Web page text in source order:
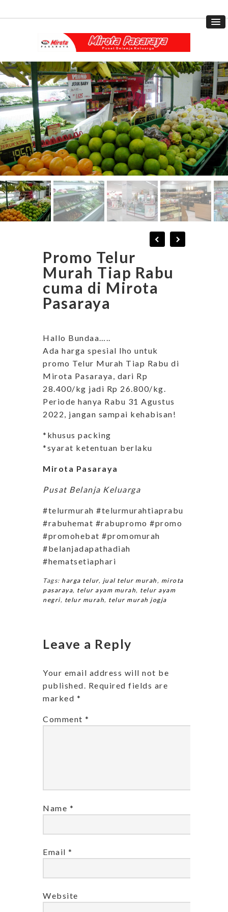
Promo Telur
Murah Tiap Rabu
cuma di Mirota
Pasaraya
Hallo Bundaa…..
Ada harga spesial lho untuk
promo Telur Murah Tiap Rabu di
Mirota Pasaraya, dari Rp
28.400/kg jadi Rp 26.800/kg.
Periode hanya Rabu 31 Agustus
2022, jangan sampai kehabisan!
*khusus packing
*syarat ketentuan berlaku
Mirota Pasaraya
Pusat Belanja Keluarga
#telurmurah #telurmurahtiaprabu
#rabuhemat #rabupromo #promo
#promohebat #promomurah
#belanjadapathadiah
#hematsetiaphari
Tags: harga telur, jual telur murah, mirota
pasaraya, telur ayam murah, telur ayam
negri, telur murah, telur murah jogja
Leave a Reply
Your email address will not be
published. Required fields are
marked *
Comment *
Name *
Email *
Website